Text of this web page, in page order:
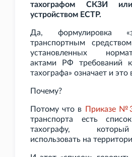
тахографом СКЗИ
устройством ЕСТР.
Да, формулировка
транспортным
установленных
актами РФ требований
тахографа» означает и это
Почему?
Потому что в Приказе
транспорта есть
тахографу,
использовать на